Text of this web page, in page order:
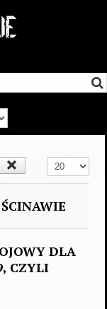
Pokaż #
DLA
CZYLI